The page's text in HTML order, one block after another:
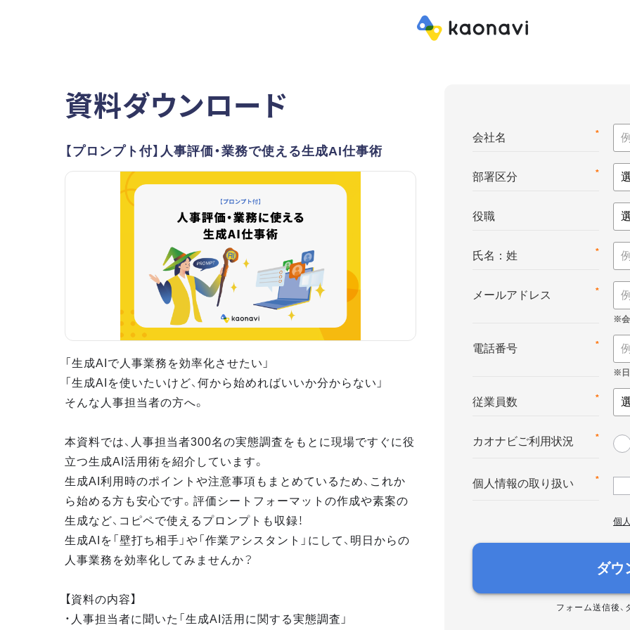
資料ダウンロード
【プロンプト付】人事評価・業務で使える生成AI仕事術
「生成AIで人事業務を効率化させたい」
「生成AIを使いたいけど、何から始めればいいか分からない」
そんな人事担当者の方へ。
本資料では、人事担当者300名の実態調査をもとに現場ですぐに役
立つ生成AI活用術を紹介しています。
生成AI利用時のポイントや注意事項もまとめているため、これか
ら始める方も安心です。評価シートフォーマットの作成や素案の
生成など、コピペで使えるプロンプトも収録！
生成AIを「壁打ち相手」や「作業アシスタント」にして、明日からの
人事業務を効率化してみませんか？
【資料の内容】
・人事担当者に聞いた「生成AI活用に関する実態調査」
*
会社名
*
部署区分
役職
*
氏名：姓
*
メールアドレス
*
電話番号
*
従業員数
*
カオナビご利用状況
*
個人情報の取り扱い
個
ダウ
フォーム送信後